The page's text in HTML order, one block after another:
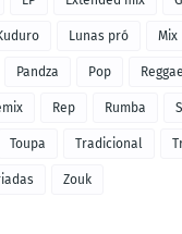
Lunas pró Mix
Pandza Pop
Rep Rumba
Toupa Tradicional
Zouk